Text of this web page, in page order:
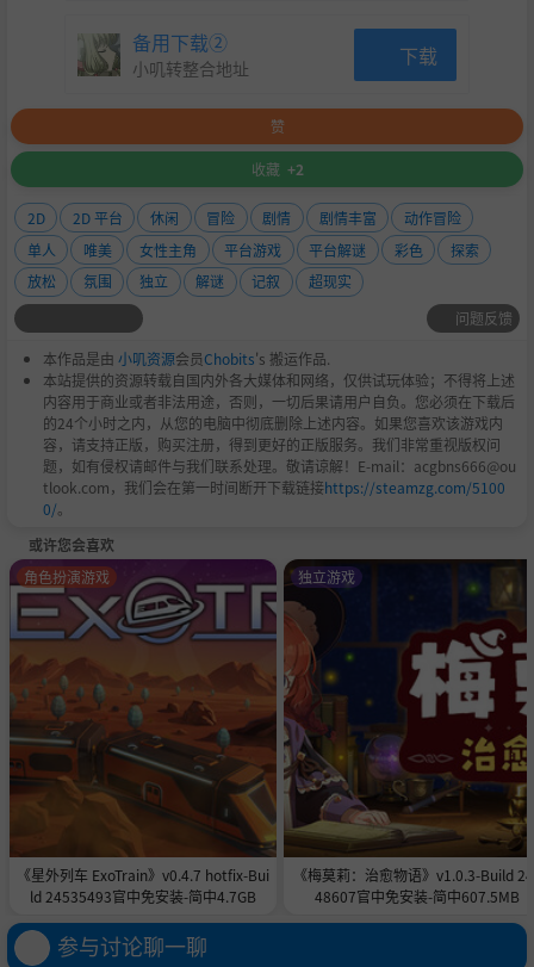
备用下载②
小叽转整合地址 下载
赞
收藏 +2
2D 2D 平台 休闲 冒险 剧情 剧情丰富
动作冒险
单人
唯美 女性主角 平台游戏 平台解谜 彩色
探索
放松
氛围 独立 解谜 记叙
超现实
问题反馈
本作品是由 小叽资源会员Chobits's 搬运作品.
本站提供的资源转载自国内外各大媒体和网络，仅供试玩体验；不得将上述
内容用于商业或者非法用途，否则，一切后果请用户自负。您必须在下载后
的24个小时之内，从您的电脑中彻底删除上述内容。如果您喜欢该游戏内
容，请支持正版，购买注册，得到更好的正版服务。我们非常重视版权问
题，如有侵权请邮件与我们联系处理。敬请谅解！E-mail：acgbns666@ou
tlook.com，我们会在第一时间断开下载链接https://steamzg.com/5100
0/。
或许您会喜欢
《星外列车 ExoTrain》v0.4.7 hotfix-Bui
ld 24535493官中免安装-简中4.7GB
角色扮演游戏
《梅莫莉：治愈物语》v1.0.3-Build
48607官中免安装-简中607.5MB
独立游戏
参与讨论聊一聊